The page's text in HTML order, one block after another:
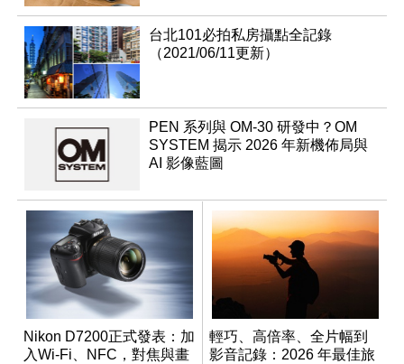
台北101必拍私房攝點全記錄
（2021/06/11更新）
PEN 系列與 OM-30 研發中？OM
SYSTEM 揭示 2026 年新機佈局與
AI 影像藍圖
Nikon D7200正式發表：加
入Wi-Fi、NFC，對焦與畫
輕巧、高倍率、全片幅到
影音記錄：2026 年最佳旅